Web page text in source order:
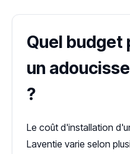
Quel budget
un
?
Le coût d'installation
Laventie varie selon